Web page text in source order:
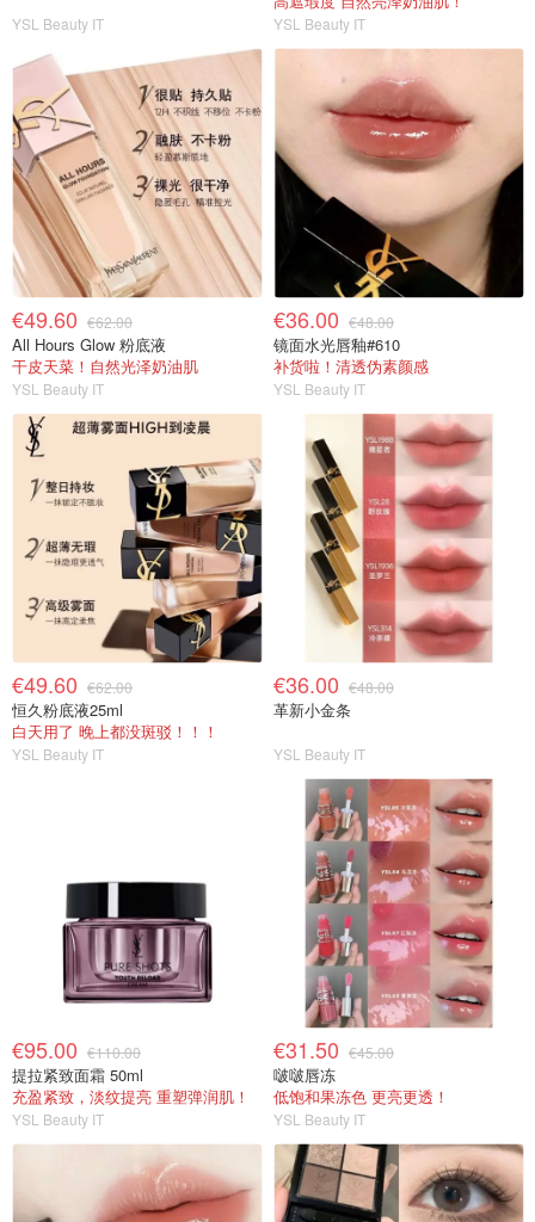
YSL Beauty IT YSL Beauty IT
€49.60 €62.00
All Hours Glow 粉底液
干皮天菜！自然光泽奶油肌
YSL Beauty IT
€36.00 €48.00
镜面水光唇釉#610
补货啦！清透伪素颜感
YSL Beauty IT
€49.60 €62.00
恒久粉底液25ml
白天用了 晚上都没斑驳！！！
YSL Beauty IT
€36.00 €48.00
革新小金条
YSL Beauty IT
€95.00 €110.00
提拉紧致面霜 50ml
充盈紧致，淡纹提亮 重塑弹润肌！
YSL Beauty IT
€31.50 €45.00
啵啵唇冻
低饱和果冻色 更亮更透！
YSL Beauty IT